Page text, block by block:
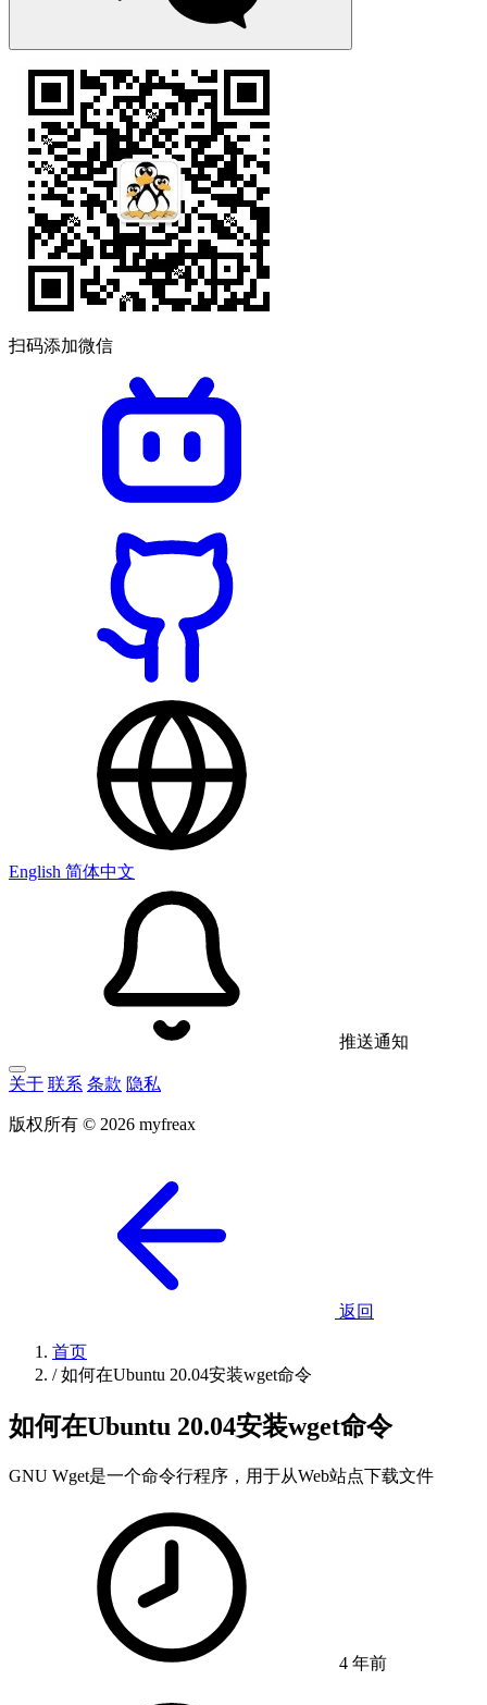
扫码添加微信
English 简体中文
推送通知
关于 联系 条款 隐私
版权所有 © 2026 myfreax
返回
首页
/ 如何在Ubuntu 20.04安装wget命令
如何在Ubuntu 20.04安装wget命令
GNU Wget是一个命令行程序，用于从Web站点下载文件
4 年前